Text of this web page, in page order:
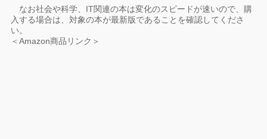
なお社会や科学、IT関連の本は変化のスピードが速いので、購
入する場合は、対象の本が最新版であることを確認してくださ
い。
＜Amazon商品リンク＞